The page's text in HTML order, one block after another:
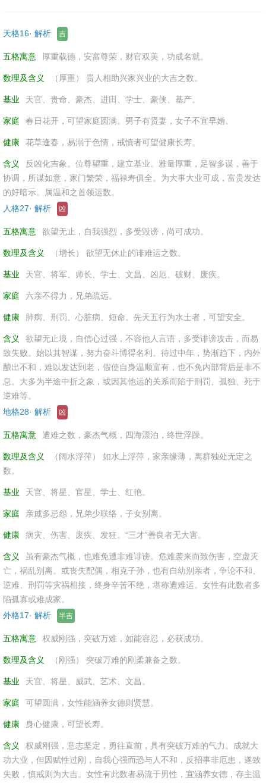
天格16· 解析 吉
五格寓意 厚重载德，安富尊荣，财官双美，功成名就。
数理及含义 （厚重） 贵人相助兴家兴业的大吉之数。
基业 天官、贵命、豪杰、进田、学士、豪侠、基产。
家庭 春日花开，可望家庭圆满。男子有贤妻，女子不宜早婚。
健康 花草逢春，易溺于色情，戒慎者可望健康长寿。
含义
反凶化吉象。位尊望重，建立基业。雅量厚重，足智多谋，善于
协调，所谋如意，家门繁荣，福禄寿俱全。为大事大业可成，富贵发达
的好暗示。属温和之首领运数。
人格27· 解析
凶
五格寓意 欲望无止，自我强烈，多受毁谤，尚可成功。
数理及含义 （增长） 欲望无休止的诽难运之数。
基业 天官、将军、师长、学士、文昌、凶厄、破财、废疾。
家庭 六亲不得力，兄弟疏远。
健康 肺病、刑罚、心脏病、短命。先天五行为水土者，可望安全。
含义
欲望无止境，自信心过强，不容他人言语，多受诽谤攻击，而易
致失败。始以其智谋，努力奋斗博得名利。待过中年，势渐趋下，内外
酿出不和，难以发达到老，假使自身温顺富有，也不免内部背后是非不
息。大多为半途中折之象，或因其他运的关系而陷于刑罚、孤独、死于
逆难等。
地格28· 解析
凶
五格寓意 遭难之数，豪杰气概，四海漂泊，终世浮躁。
数理及含义
（阔水浮萍） 如水上浮萍，家亲缘薄，离群独处无定之
数。
基业 天官、将星、官星、学士、红艳。
家庭 亲戚多忌怨，兄弟少联络，子女别离。
健康 病灾、伤害、废疾、发狂。“三才”善良者无大害。
含义
虽有豪杰气概，也难免遭非难诽谤。危难袭来而致伤害，空虚灭
亡，祸乱别离。或丧失配偶，相克子孙，也有自幼别亲者，争论不和、
逆难、刑罚等灾祸相接，终身辛苦不绝，堪称遭难运。女性有此数者多
陷孤寡或难成家。
外格17· 解析
半吉
五格寓意 权威刚强，突破万难，如能容忍，必获成功。
数理及含义 （刚强） 突破万难的刚柔兼备之数。
基业 天官、将星、威武、艺术、文昌。
家庭 可望圆满，女性能涵养女德则贤慧。
健康 身心健康，可望长寿。
含义
权威刚强，意志坚定，勇往直前，具有突破万难的气力。成就大
功大业，但因赋性过刚，自我心强而恐与人不和，反招事非厄患，遂致
失败，慎戒则为大吉。女性有此数者易流于男性，宜涵养女德，存主温